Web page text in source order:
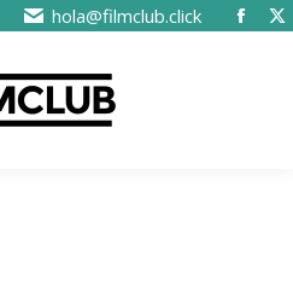
hola@filmclub.click